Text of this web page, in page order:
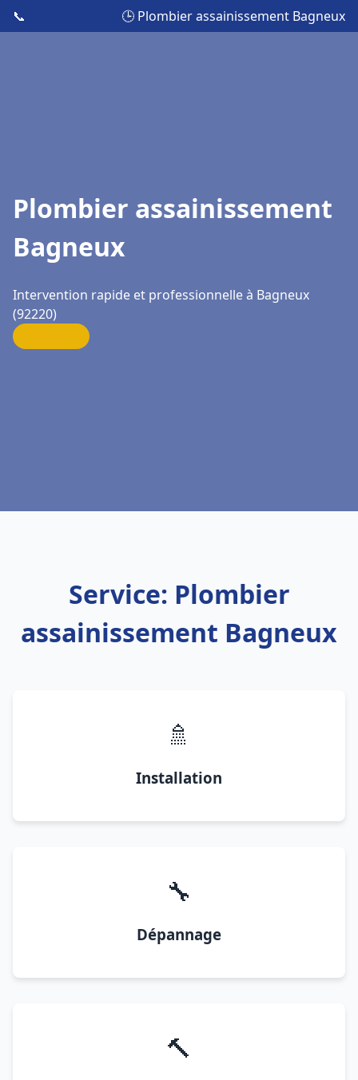
📞 🕒 Plombier assainissement Bagneux
Plombier assainissement
Bagneux
Intervention rapide et professionnelle à Bagneux
(92220)
Service: Plombier
assainissement Bagneux
🚿
Installation
🔧
Dépannage
🔨